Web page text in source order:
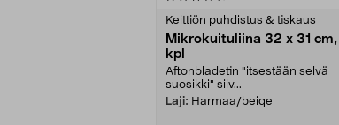
Keittiön puhdistus & tiskaus
Mikrokuituliina 32 x 31
kpl
Aftonbladetin "itsestään selvä
suosikki" siiv...
Laji: Harmaa/beige